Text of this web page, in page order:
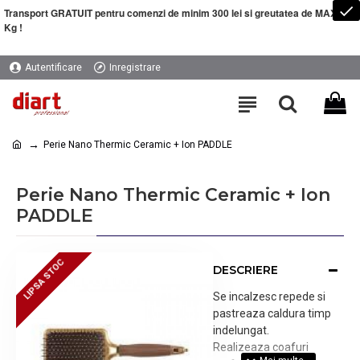
Transport GRATUIT pentru comenzi de minim 300 lei si greutatea de MAXIM 5
Kg !
Autentificare Inregistrare
Perie Nano Thermic Ceramic + Ion PADDLE
Perie Nano Thermic Ceramic + Ion
PADDLE
LIPSA STOC
LIPSA STOC DESCRIERE
Se incalzesc repede si
pastreaza caldura timp
indelungat.
Realizeaza coafuri